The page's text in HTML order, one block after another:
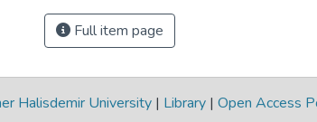
Full item page
Halisdemir University | Library | Open Access